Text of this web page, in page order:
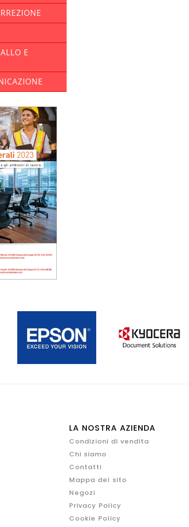
E
LA NOSTRA AZIENDA
Condizioni di vendita
Chi siamo
Contatti
Mappa del sito
Negozi
Privacy Policy
Cookie Policy